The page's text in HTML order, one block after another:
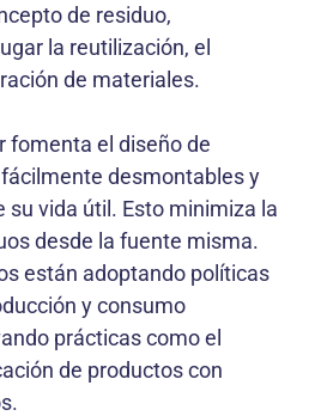
de residuo,
la reutilización, el
de materiales.
fomenta el diseño de
desmontables y
su vida útil. Esto minimiza la
desde la fuente misma.
están adoptando políticas
y consumo
prácticas como el
de productos con